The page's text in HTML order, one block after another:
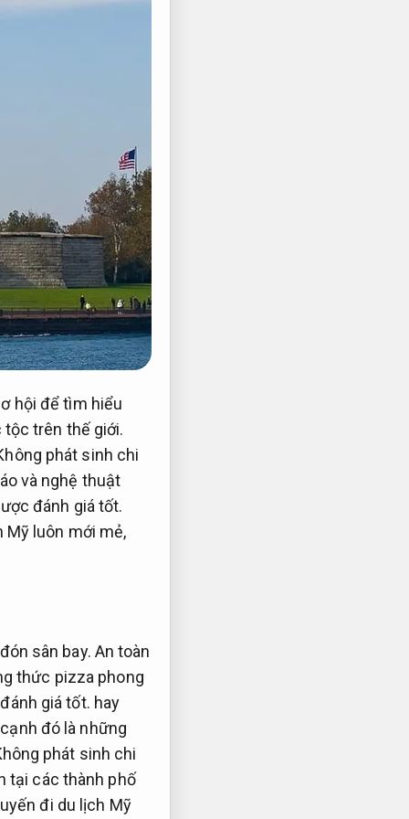
hội để tìm hiểu
trên thế giới.
phát sinh chi
và nghệ thuật
đánh giá tốt.
luôn mới mẻ,
sân bay. An toàn
thức pizza phong
giá tốt. hay
đó là những
phát sinh chi
tại các thành phố
đi du lịch Mỹ